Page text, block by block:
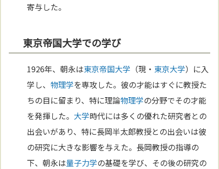
寄与した。
東京帝国大学での学び
1926年、朝永は東京帝国大学 （現・ 東京大学）に入
学し、 物理学を専攻した。彼の才能はすぐに教授た
ちの目に留まり、特に理論物理学の分野でその才能
を発揮した。 大学時代には多くの優れた研究者との
出会いがあり、特に長岡半太郎教授との出会いは彼
の研究に大きな影響を与えた。長岡教授の指導の
下、朝永は量子力学の基礎を学び、その後の研究の